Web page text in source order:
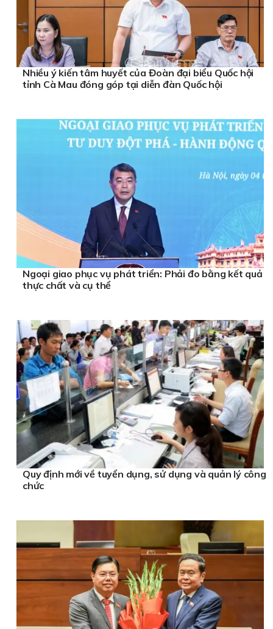
Nhiều ý kiến tâm huyết của Đoàn đại biểu Quốc hội
tỉnh Cà Mau đóng góp tại diễn đàn Quốc hội
Ngoại giao phục vụ phát triển: Phải đo bằng kết quả
thực chất và cụ thể
Quy định mới về tuyển dụng, sử dụng và quản lý công
chức